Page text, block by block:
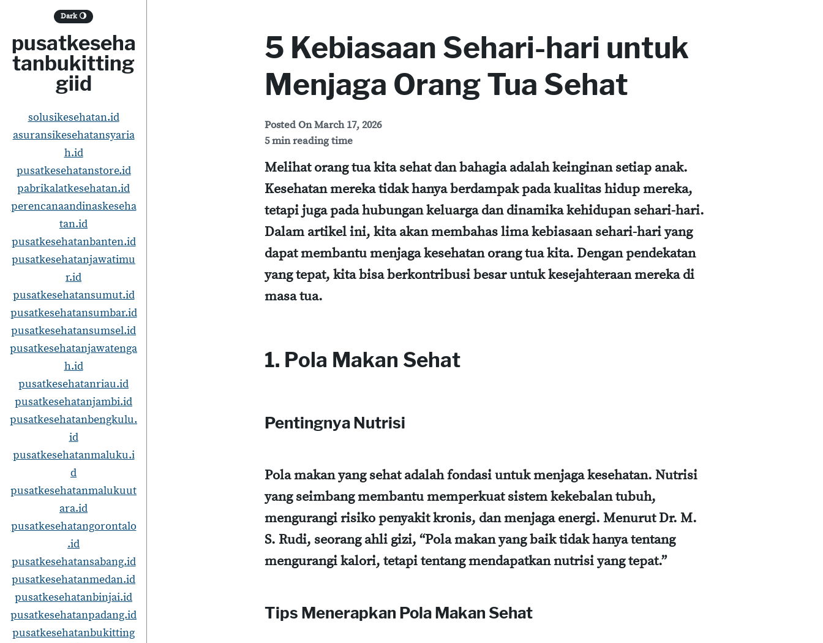
Dark 🌖
pusatkeseha
tanbukitting
giid
solusikesehatan.id
asuransikesehatansyaria
h.id
pusatkesehatanstore.id
pabrikalatkesehatan.id
perencanaandinaskeseha
tan.id
pusatkesehatanbanten.id
pusatkesehatanjawatimu
r.id
pusatkesehatansumut.id
pusatkesehatansumbar.id
pusatkesehatansumsel.id
pusatkesehatanjawatenga
h.id
pusatkesehatanriau.id
pusatkesehatanjambi.id
pusatkesehatanbengkulu.
id
pusatkesehatanmaluku.i
d
pusatkesehatanmalukuut
ara.id
pusatkesehatangorontalo
.id
pusatkesehatansabang.id
pusatkesehatanmedan.id
pusatkesehatanbinjai.id
pusatkesehatanpadang.id
pusatkesehatanbukitting
5 Kebiasaan Sehari-hari untuk
Menjaga Orang Tua Sehat
Posted OnMarch 17, 2026
5 min reading time
Melihat orang tua kita sehat dan bahagia adalah keinginan setiap anak.
Kesehatan mereka tidak hanya berdampak pada kualitas hidup mereka,
tetapi juga pada hubungan keluarga dan dinamika kehidupan sehari-hari.
Dalam artikel ini, kita akan membahas lima kebiasaan sehari-hari yang
dapat membantu menjaga kesehatan orang tua kita. Dengan pendekatan
yang tepat, kita bisa berkontribusi besar untuk kesejahteraan mereka di
masa tua.
1. Pola Makan Sehat
Pentingnya Nutrisi
Pola makan yang sehat adalah fondasi untuk menjaga kesehatan. Nutrisi
yang seimbang membantu memperkuat sistem kekebalan tubuh,
mengurangi risiko penyakit kronis, dan menjaga energi. Menurut Dr. M.
S. Rudi, seorang ahli gizi, “Pola makan yang baik tidak hanya tentang
mengurangi kalori, tetapi tentang mendapatkan nutrisi yang tepat.”
Tips Menerapkan Pola Makan Sehat